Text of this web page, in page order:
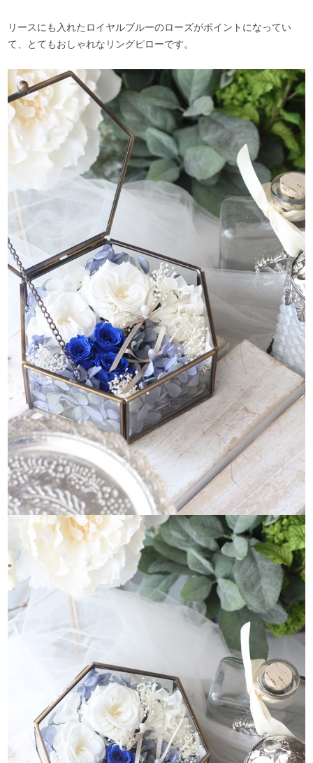
リースにも入れたロイヤルブルーのローズがポイントになってい
て、とてもおしゃれなリングピローです。